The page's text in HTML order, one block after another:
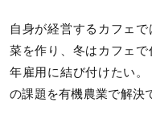
自身が経営するカフェ
菜を作り、冬はカフェ
年雇用に結び付けたい
の課題を有機農業で解決